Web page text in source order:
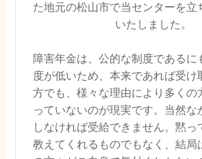
た地元の松山市で当センターを立
いたしました。
障害年金は、公的な制度であるに
度が低いため、本来であれば受け
方でも、様々な理由により多くの
っていないのが現実です。当然な
しなければ受給できません。黙っ
教えてくれるものでもなく、結局